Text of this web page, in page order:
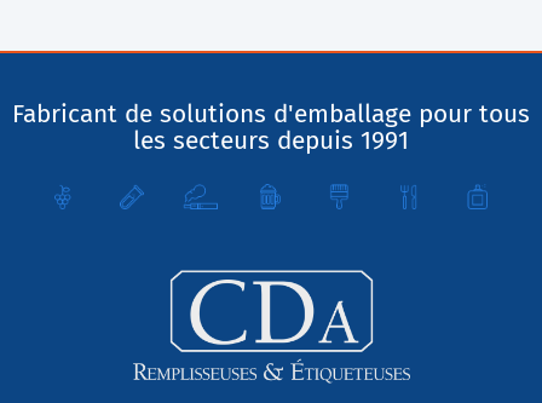
Fabricant de solutions d'emballage pour tous
les secteurs depuis 1991